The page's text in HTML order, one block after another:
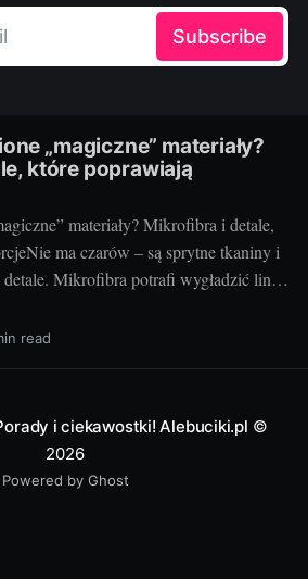
Subscribe
„magiczne” materiały?
które poprawiają
materiały? Mikrofibra i detale,
ma czarów – są sprytne tkaniny i
Mikrofibra potrafi wygładzić linię
i dopasować się do ruchu tak,
a wyglądamy „jak po retuszu”. Dziś
read
i ciekawostki! Alebuciki.pl ©
2026
Powered by Ghost